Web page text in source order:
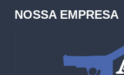
NOSSA EMPRESA